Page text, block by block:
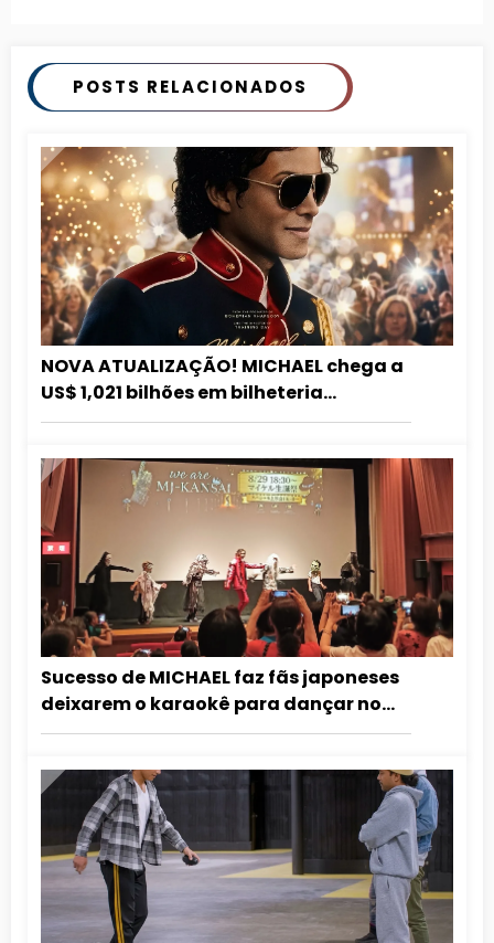
POSTS RELACIONADOS
NOVA ATUALIZAÇÃO! MICHAEL chega a
US$ 1,021 bilhões em bilheteria
mundialmente
Sucesso de MICHAEL faz fãs japoneses
deixarem o karaokê para dançar no
cinema